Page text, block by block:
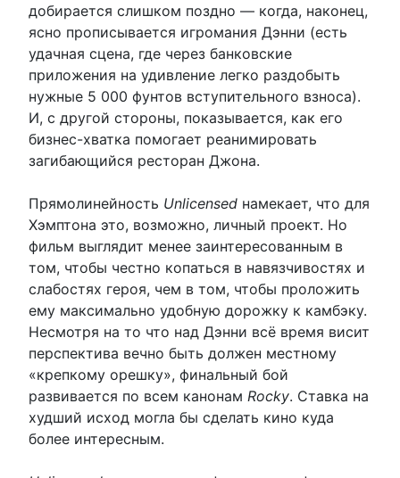
добирается слишком поздно — когда, наконец,
ясно прописывается игромания Дэнни (есть
удачная сцена, где через банковские
приложения на удивление легко раздобыть
нужные 5 000 фунтов вступительного взноса).
И, с другой стороны, показывается, как его
бизнес-хватка помогает реанимировать
загибающийся ресторан Джона.
Прямолинейность Unlicensed намекает, что для
Хэмптона это, возможно, личный проект. Но
фильм выглядит менее заинтересованным в
том, чтобы честно копаться в навязчивостях и
слабостях героя, чем в том, чтобы проложить
ему максимально удобную дорожку к камбэку.
Несмотря на то что над Дэнни всё время висит
перспектива вечно быть должен местному
«крепкому орешку», финальный бой
развивается по всем канонам Rocky. Ставка на
худший исход могла бы сделать кино куда
более интересным.